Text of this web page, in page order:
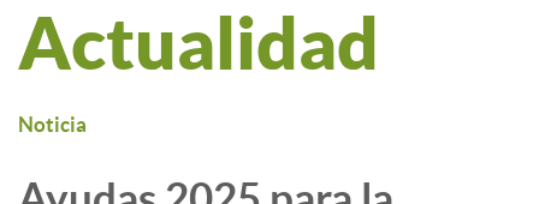
Actualidad
Noticia